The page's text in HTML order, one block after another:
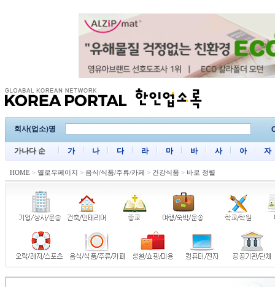
회사(업소)명
가나다 순 가 나 다 라 마 바 사 아 자
HOME > 옐로우페이지 > 음식/식품/주류/카페 > 건강식품 > 바로 정렬